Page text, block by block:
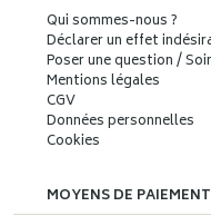
Qui sommes-nous ?
Déclarer un effet
Poser une question /
Mentions légales
CGV
Données personnelles
Cookies
MOYENS DE PAIEMENT